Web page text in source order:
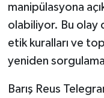
manipülasyona
olabiliyor. Bu olay
etik kuralları ve
yeniden
Barış Reus